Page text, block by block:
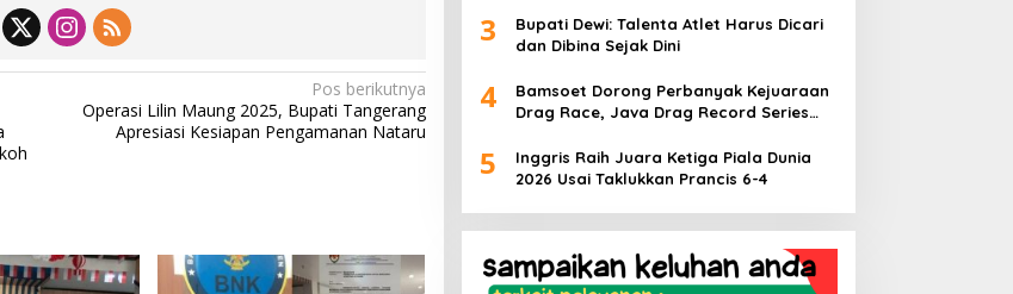
Pos berikutnya
Operasi Lilin Maung 2025, Bupati Tangerang
Apresiasi Kesiapan Pengamanan Nataru
3
Bupati Dewi: Talenta Atlet Harus Dicari
dan Dibina Sejak Dini
4
Bamsoet Dorong Perbanyak Kejuaraan
Drag Race, Java Drag Record Series
Muda
5
Inggris Raih Juara Ketiga Piala Dunia
2026 Usai Taklukkan Prancis 6-4